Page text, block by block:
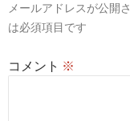
ョ
メールアドレスが公開
は必須項目です
コメント ※